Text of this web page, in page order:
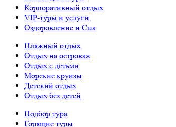
Корпоративный отдых
VIP-туры и услуги
Оздоровление и Спа
Пляжный отдых
Отдых на островах
Отдых с детьми
Морские круизы
Детский отдых
Отдых без детей
Подбор тура
Горящие туры